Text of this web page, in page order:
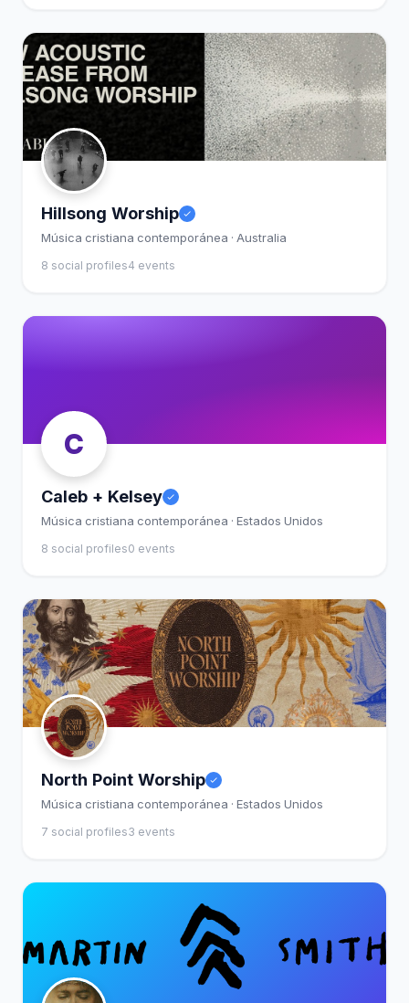
Hillsong Worship
Música cristiana contemporánea · Australia
8 social profiles4 events
C
Caleb + Kelsey
Música cristiana contemporánea · Estados Unidos
8 social profiles0 events
North Point Worship
Música cristiana contemporánea · Estados Unidos
7 social profiles3 events